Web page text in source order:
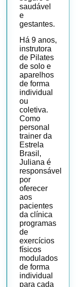
saudável
e
gestantes.
Há 9 anos,
instrutora
de Pilates
de solo e
aparelhos
de forma
individual
ou
coletiva.
Como
personal
trainer da
Estrela
Brasil,
Juliana é
responsável
por
oferecer
aos
pacientes
da clínica
programas
de
exercícios
físicos
modulados
de forma
individual
para cada